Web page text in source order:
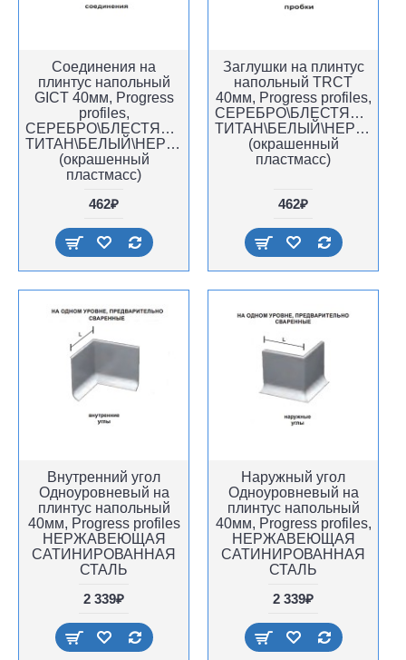
Соединения на
плинтус напольный
GICT 40мм, Progress
profiles,
СЕРЕБРО\БЛЕСТЯЩИЙ
ТИТАН\БЕЛЫЙ\НЕРЖАВЕЙКА,
(окрашенный
пластмасс)
462₽
Заглушки на плинтус
напольный TRCT
40мм, Progress profiles,
СЕРЕБРО\БЛЕСТЯЩИЙ
(окрашенный
пластмасс)
462₽
Внутренний угол
Одноуровневый на
плинтус напольный
40мм, Progress profiles
НЕРЖАВЕЮЩАЯ
САТИНИРОВАННАЯ
СТАЛЬ
2 339₽
Наружный угол
Одноуровневый на
плинтус напольный
40мм, Progress profiles,
НЕРЖАВЕЮЩАЯ
САТИНИРОВАННАЯ
СТАЛЬ
2 339₽